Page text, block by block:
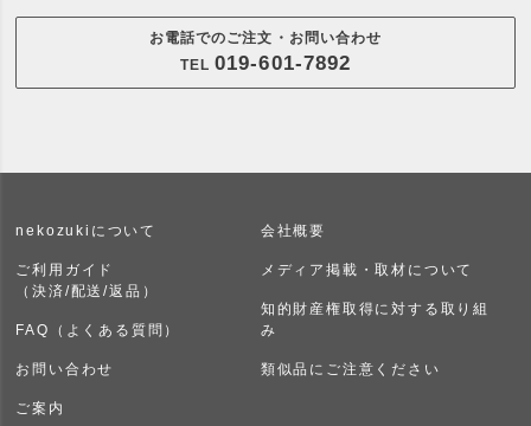
お電話でのご注文・お問い合わせ
TEL 019-601-7892
nekozukiについて
ご利用ガイド
（決済/配送/返品）
FAQ（よくある質問）
お問い合わせ
ご案内
会社概要
メディア掲載・取材について
知的財産権取得に対する取り組
み
類似品にご注意ください